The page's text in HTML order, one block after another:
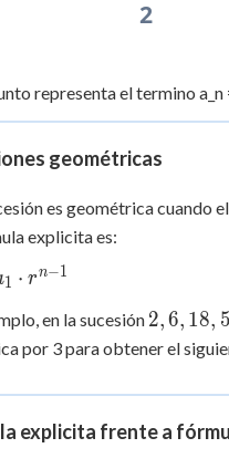
2
representa el termino a_n
geométricas
es geométrica cuando
explicita es:
1 ⋅ rn−1
en la sucesión 2, 6,
18,
\ldots
2,6, 18,
por 3 para obtener el
explicita frente a